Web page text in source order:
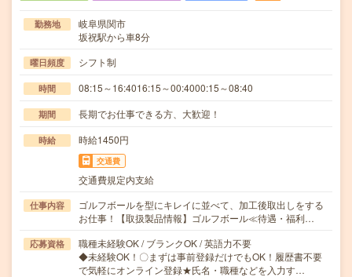
勤務地
岐阜県関市
坂祝駅から車8分
曜日頻度 シフト制
時間 08:15～16:4016:15～00:4000:15～08:40
期間 長期でお仕事できる方、大歓迎！
時給 時給1450円
交通費
交通費規定内支給
仕事内容
ゴルフボールを型にキレイに並べて、加工後取出しをする
お仕事！【取扱製品情報】ゴルフボール≪待遇・福利…
応募資格
職種未経験OK / ブランクOK / 英語力不要
◆未経験OK！〇まずは事前登録だけでもOK！履歴書不要
で気軽にオンライン登録★氏名・職種などを入力す…